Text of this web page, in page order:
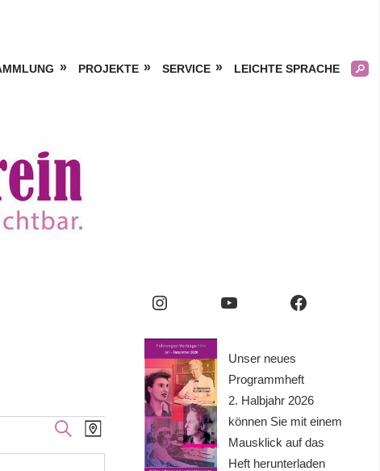
PROJEKTE SERVICE LEICHTE SPRACHE
Veranstaltungen
SUCHEVeranstaltung
Ansichten-
KARTE
Instagram YouTube Facebook
Unser neues
Programmheft
2. Halbjahr 2026
können Sie mit einem
Mausklick auf das
Heft herunterladen